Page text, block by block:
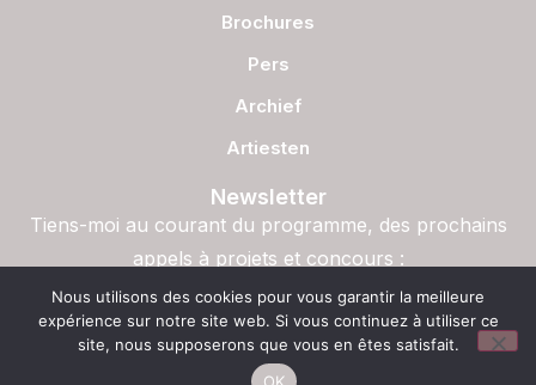
Brochures
Pers
Archief
Artiesten
Newsletter
Tiens-moi au courant du programme, des prochains
appels à projets et concours :
S'inscrire
Nous utilisons des cookies pour vous garantir la meilleure
expérience sur notre site web. Si vous continuez à utiliser ce
site, nous supposerons que vous en êtes satisfait.
OK